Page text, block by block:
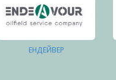
ЕНДЕЙВЕР